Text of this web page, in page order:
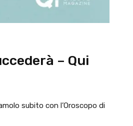
– Qui
subito con l’Oroscopo di